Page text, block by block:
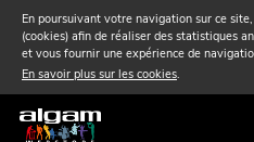
En poursuivant votre navigation sur ce
(cookies) afin de réaliser des statistiques
et vous fournir une expérience de
En savoir plus sur les cookies.
Vent& Violon
Accessoires